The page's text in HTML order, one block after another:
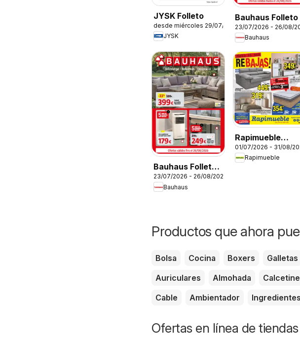
JYSK Folleto
desde miércoles 29/07/2026
JYSK
Bauhaus Folleto
23/07/2026 - 26/08/
Bauhaus
Bauhaus Folleto
Cat
23/07/2026 - 26/08/2026
Bauhaus
Rapimueble
Folleto
01/07/2026 - 31/08/
Rapimueble
Productos que ahora
Bolsa Cocina Boxers Galletas
Auriculares
Almohada
Cable
Ambientador Ingredientes
Ofertas en línea de